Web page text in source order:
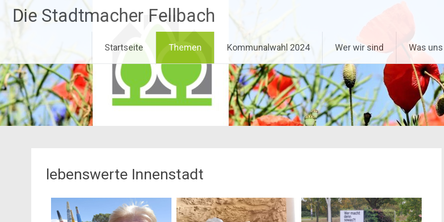
InhaltDie Stadtmacher Fellbach
Startseite Themen Kommunalwahl 2024 Wer wir sind Was
lebenswerte Innenstadt